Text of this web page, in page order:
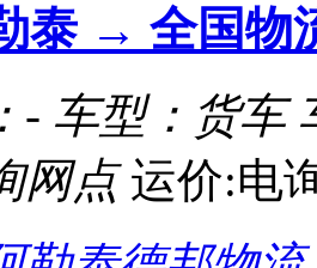
泰 → 全国物
- 车型：货车
网点运价:电